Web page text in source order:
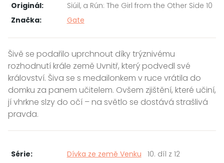
Originál:
Siúil, a Rún: The Girl from the Other Side 10
Značka:
Gate
Šivě se podařilo uprchnout díky trýznivému
rozhodnutí krále země Uvnitř, který podvedl své
království. Šiva se s medailonkem v ruce vrátila do
domku za panem učitelem. Ovšem zjištění, které učiní,
jí vhrkne slzy do očí – na světlo se dostává strašlivá
pravda.
Série: Dívka ze země Venku
10. díl z 12